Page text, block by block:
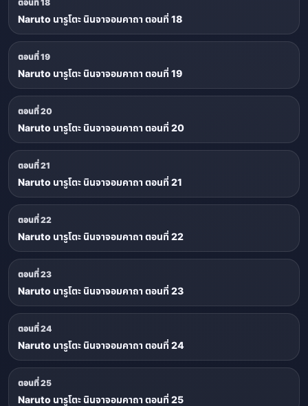
ตอนที่ 18
Naruto นารูโตะ นินจาจอมคาถา ตอนที่ 18
ตอนที่ 19
Naruto นารูโตะ นินจาจอมคาถา ตอนที่ 19
ตอนที่ 20
Naruto นารูโตะ นินจาจอมคาถา ตอนที่ 20
ตอนที่ 21
Naruto นารูโตะ นินจาจอมคาถา ตอนที่ 21
ตอนที่ 22
Naruto นารูโตะ นินจาจอมคาถา ตอนที่ 22
ตอนที่ 23
Naruto นารูโตะ นินจาจอมคาถา ตอนที่ 23
ตอนที่ 24
Naruto นารูโตะ นินจาจอมคาถา ตอนที่ 24
ตอนที่ 25
Naruto นารูโตะ นินจาจอมคาถา ตอนที่ 25